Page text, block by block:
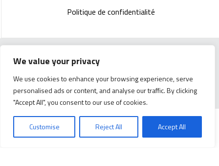
We value your privacy
We use cookies to enhance your browsing experience, serve
personalised ads or content, and analyse our traffic. By clicking
"Accept All", you consent to our use of cookies.
Customise Reject All Accept All
Politique de confidentialité
Copyright 2023 :Standish Communications
Lachance